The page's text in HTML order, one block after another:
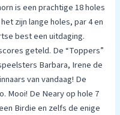
is een prachtige 18 holes
zijn lange holes, par 4 en
best een uitdaging.
geteld. De “Toppers”
Barbara, Irene de
van vandaag! De
Mooi! De Neary op hole 7
Birdie en zelfs de enige